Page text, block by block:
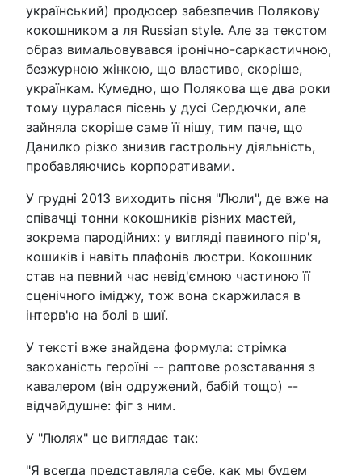
український) продюсер забезпечив Полякову
кокошником а ля Russian style. Але за текстом
образ вимальовувався іронічно-саркастичною,
безжурною жінкою, що властиво, скоріше,
українкам. Кумедно, що Полякова ще два роки
тому цуралася пісень у дусі Сердючки, але
зайняла скоріше саме її нішу, тим паче, що
Данилко різко знизив гастрольну діяльність,
пробавляючись корпоративами.
У грудні 2013 виходить пісня "Люли", де вже на
співачці тонни кокошників різних мастей,
зокрема пародійних: у вигляді павиного пір'я,
кошиків і навіть плафонів люстри. Кокошник
став на певний час невід'ємною частиною її
сценічного іміджу, тож вона скаржилася в
інтерв'ю на болі в шиї.
У тексті вже знайдена формула: стрімка
закоханість героїні -- раптове розставання з
кавалером (він одружений, бабій тощо) --
відчайдушне: фіг з ним.
У "Люлях" це виглядає так:
"Я всегда представляла себе, как мы будем